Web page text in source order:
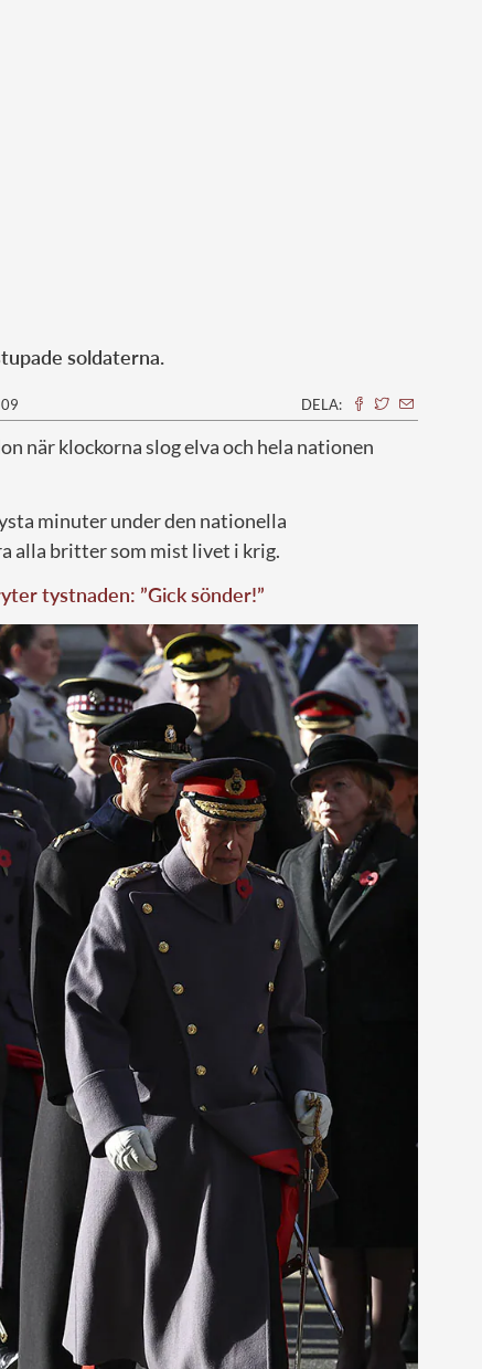
soldaterna.
DELA:
när klockorna slog elva och hela nationen
minuter under den nationella
alla britter som mist livet i krig.
tystnaden: ”Gick sönder!”